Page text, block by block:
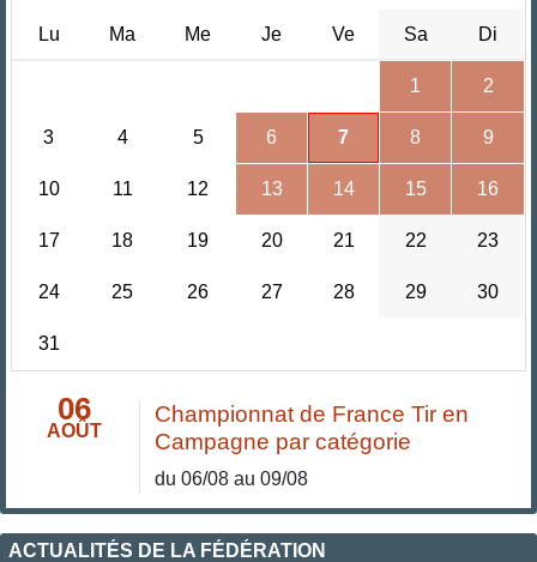
Lu Ma Me Je Ve Sa Di
1 2
3 4 5 6 7 8 9
10 11 12 13 14 15 16
17 18 19 20 21 22 23
24 25 26 27 28 29 30
31
06
AOÛT
Championnat de France Tir en
Campagne par catégorie
du 06/08 au 09/08
ACTUALITÉS DE LA FÉDÉRATION